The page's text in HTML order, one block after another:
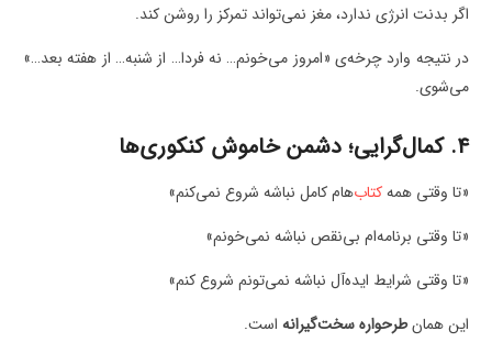
اگر بدنت انرژی ندارد، مغز نمی‌تواند تمرکز را روشن کند.
در نتیجه وارد چرخه‌ی «امروز می‌خونم… نه فردا… از شنبه… از هفته بعد…»
می‌شوی.
۴. کمال‌گرایی؛ دشمن خاموش کنکوری‌ها
«تا وقتی همهکتاب‌هام کامل نباشه شروع نمی‌کنم»
«تا وقتی برنامه‌ام بی‌نقص نباشه نمی‌خونم»
«تا وقتی شرایط ایده‌آل نباشه نمی‌تونم شروع کنم»
این همانطرحواره سخت‌گیرانه است.